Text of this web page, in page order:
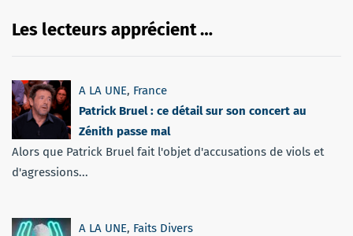
Les lecteurs apprécient …
A LA UNE, France
Patrick Bruel : ce détail sur son concert au
Zénith passe mal
Alors que Patrick Bruel fait l'objet d'accusations de viols et
d'agressions...
A LA UNE, Faits Divers